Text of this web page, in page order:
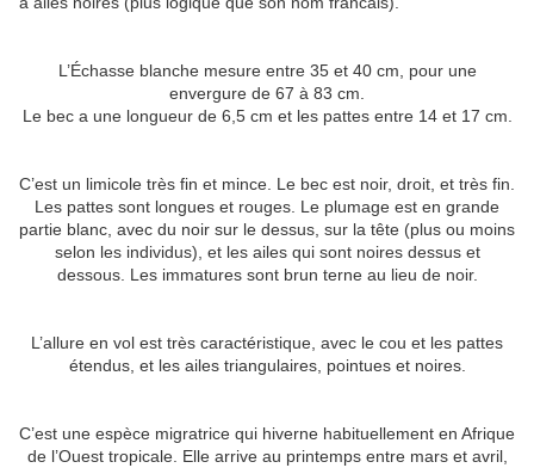
L’Échasse blanche mesure entre 35 et 40 cm, pour une
envergure de 67 à 83 cm.
Le bec a une longueur de 6,5 cm et les pattes entre 14 et 17 cm.
C’est un limicole très fin et mince. Le bec est noir, droit, et très fin.
Les pattes sont longues et rouges. Le plumage est en grande
partie blanc, avec du noir sur le dessus, sur la tête (plus ou moins
selon les individus), et les ailes qui sont noires dessus et
dessous. Les immatures sont brun terne au lieu de noir.
L’allure en vol est très caractéristique, avec le cou et les pattes
étendus, et les ailes triangulaires, pointues et noires.
C’est une espèce migratrice qui hiverne habituellement en Afrique
de l’Ouest tropicale. Elle arrive au printemps entre mars et avril,